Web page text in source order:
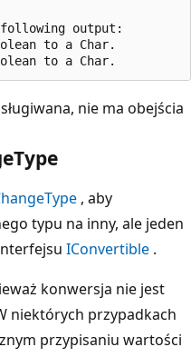
output:
to a Char.
nie ma obejścia
, aby
typu na inny, ale jeden
IConvertible .
konwersja nie jest
niektórych przypadkach
przypisaniu wartości